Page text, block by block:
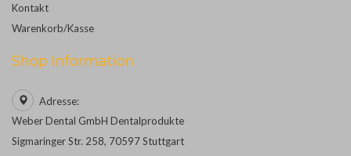
Kontakt
Warenkorb/Kasse
Shop Information
Adresse:
Weber Dental GmbH Dentalprodukte
Sigmaringer Str. 258, 70597 Stuttgart